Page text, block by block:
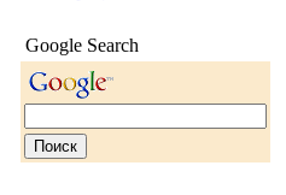
Google Search